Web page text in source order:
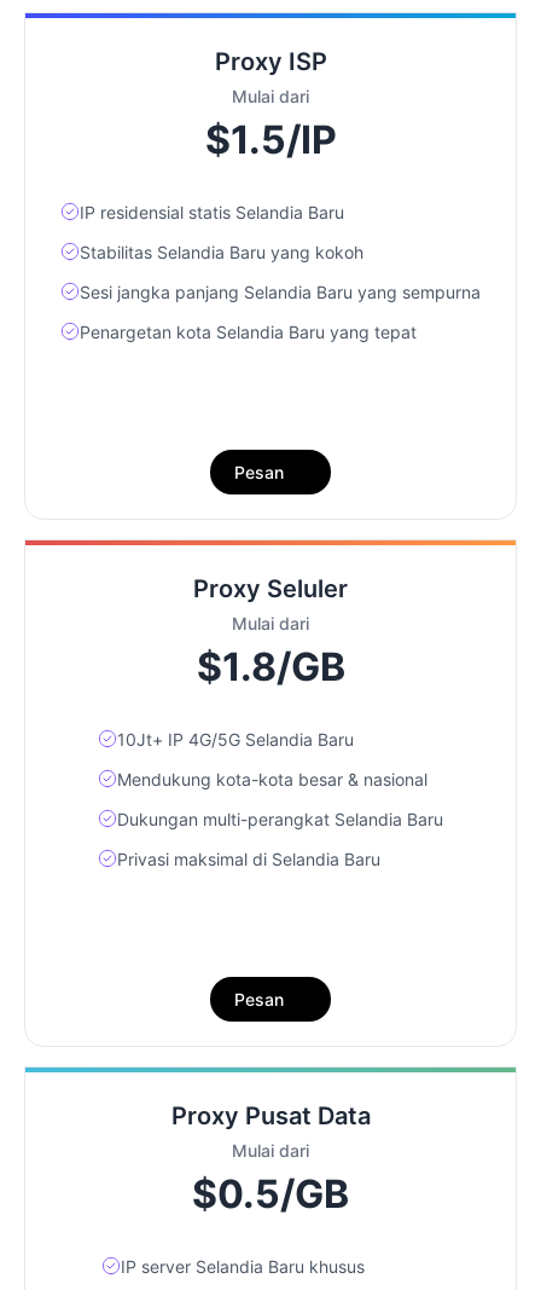
Proxy ISP
Mulai dari
$1.5/IP
IP residensial statis Selandia Baru
Stabilitas Selandia Baru yang kokoh
Sesi jangka panjang Selandia Baru yang sempurna
Penargetan kota Selandia Baru yang tepat
Pesan
Proxy Seluler
Mulai dari
$1.8/GB
10Jt+ IP 4G/5G Selandia Baru
Mendukung kota-kota besar & nasional
Dukungan multi-perangkat Selandia Baru
Privasi maksimal di Selandia Baru
Pesan
Proxy Pusat Data
Mulai dari
$0.5/GB
IP server Selandia Baru khusus